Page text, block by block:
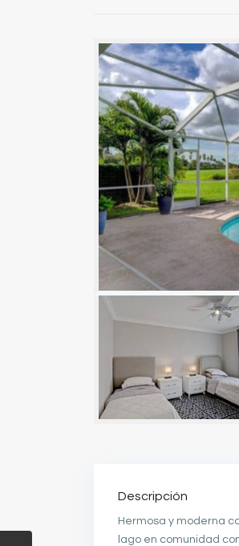
Descripción
Hermosa y moderna
lago en comunidad